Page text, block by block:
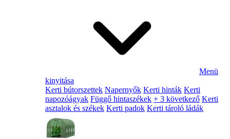
Menü
kinyitása
Kerti bútorszettek Napernyők Kerti hinták Kerti
napozóágyak Függő hintaszékek + 3 következő Kerti
asztalok és székek Kerti padok Kerti tároló ládák